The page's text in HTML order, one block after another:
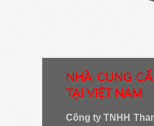
NHÀ CUNG
TẠI VIỆT NAM
Công ty TNHH